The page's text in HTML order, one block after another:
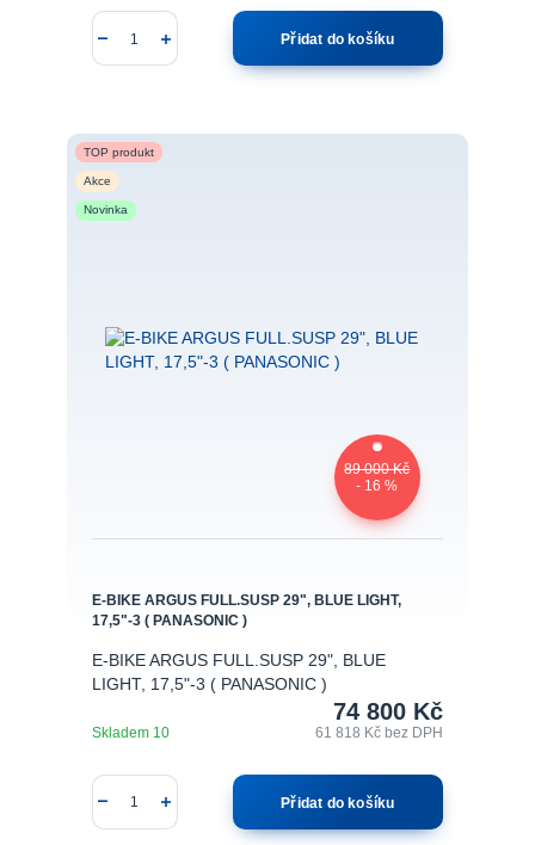
Přidat do košíku
TOP produkt
Akce
Novinka
89 000 Kč
- 16 %
E-BIKE ARGUS FULL.SUSP 29", BLUE LIGHT,
17,5"-3 ( PANASONIC )
E-BIKE ARGUS FULL.SUSP 29", BLUE
LIGHT, 17,5"-3 ( PANASONIC )
74 800 Kč
61 818 Kčbez DPH
Skladem 10
Přidat do košíku